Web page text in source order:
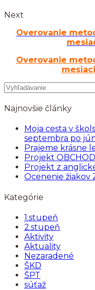
Next
Overovanie
Overovanie
Najnovšie články
Moja cesta v
septembra po
Prajeme krásne
Projekt
Projekt z
Ocenenie žiakov
Kategórie
1.stupeň
2.stupeň
Aktivity
Aktuality
Nezaradené
ŠKD
ŠPT
súťaž